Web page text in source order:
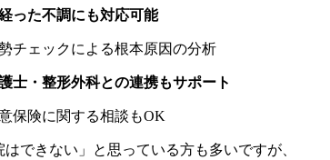
った不調にも対応可能
チェックによる根本原因の分析
士・整形外科との連携もサポート
保険に関する相談もOK
はできない」と思っている方も多いですが、